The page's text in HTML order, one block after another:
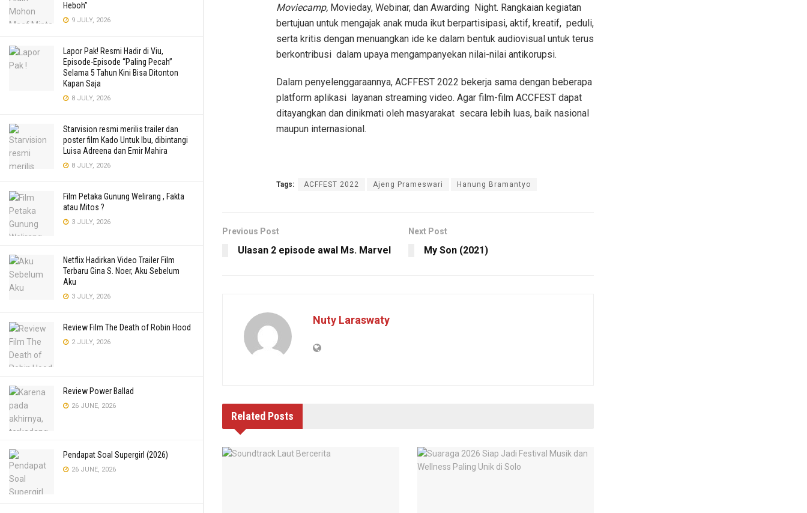
Heboh”
9 JULY, 2026
Lapor Pak! Resmi Hadir di Viu,
Episode-Episode “Paling Pecah”
Selama 5 Tahun Kini Bisa Ditonton
Kapan Saja
8 JULY, 2026
Starvision resmi merilis trailer dan
poster film Kado Untuk Ibu, dibintangi
Luisa Adreena dan Emir Mahira
8 JULY, 2026
Film Petaka Gunung Welirang , Fakta
atau Mitos ?
3 JULY, 2026
Netflix Hadirkan Video Trailer Film
Terbaru Gina S. Noer, Aku Sebelum
Aku
3 JULY, 2026
Review Film The Death of Robin Hood
2 JULY, 2026
Review Power Ballad
26 JUNE, 2026
Pendapat Soal Supergirl (2026)
26 JUNE, 2026
Moviecamp, Movieday, Webinar, dan Awarding Night. Rangkaian kegiatan
bertujuan untuk mengajak anak muda ikut berpartisipasi, aktif, kreatif, peduli,
serta kritis dengan menuangkan ide ke dalam bentuk audiovisual untuk terus
berkontribusi dalam upaya mengampanyekan nilai-nilai antikorupsi.
Dalam penyelenggaraannya, ACFFEST 2022 bekerja sama dengan beberapa
platform aplikasi layanan streaming video. Agar film-film ACCFEST dapat
ditayangkan dan dinikmati oleh masyarakat secara lebih luas, baik nasional
maupun internasional.
Tags: ACFFEST 2022 Ajeng Prameswari Hanung Bramantyo
Previous Post
Ulasan 2 episode awal Ms. Marvel
Next Post
My Son (2021)
Nuty Laraswaty
Related Posts